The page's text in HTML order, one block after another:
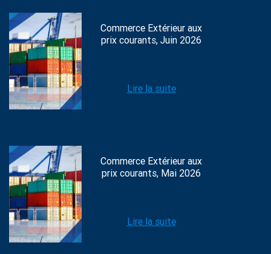
Commerce Extérieur aux
prix courants, Juin 2026
Lire la suite
Commerce Extérieur aux
prix courants, Mai 2026
Lire la suite